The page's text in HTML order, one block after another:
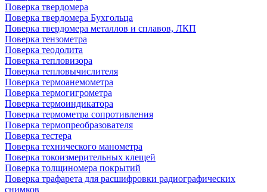
Поверка твердомера
Поверка твердомера Бухгольца
Поверка твердомера металлов и сплавов, ЛКП
Поверка тензометра
Поверка теодолита
Поверка тепловизора
Поверка тепловычислителя
Поверка термоанемометра
Поверка термогигрометра
Поверка термоиндикатора
Поверка термометра сопротивления
Поверка термопреобразователя
Поверка тестера
Поверка технического манометра
Поверка токоизмерительных клещей
Поверка толщиномера покрытий
Поверка трафарета для расшифровки радиографических
снимков